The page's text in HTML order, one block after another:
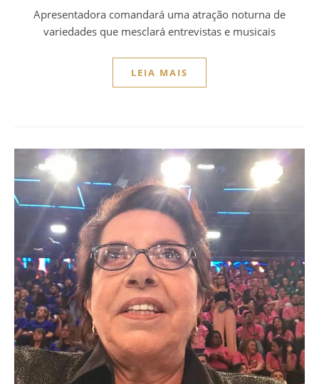
Apresentadora comandará uma atração noturna de
variedades que mesclará entrevistas e musicais
LEIA MAIS